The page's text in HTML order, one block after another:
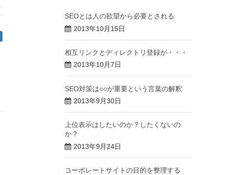
SEOとは人の欲望から必要とされる
2013年10月15日
相互リンクとディレクトリ登録が・・・
2013年10月7日
SEO対策は○○が重要という言葉の解釈
2013年9月30日
上位表示はしたいのか？したくないの
か？
2013年9月24日
コーポレートサイトの目的を整理する